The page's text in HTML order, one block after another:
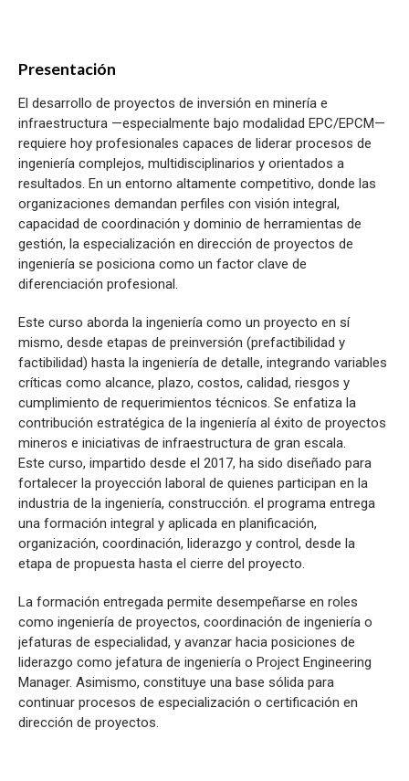
Presentación
El desarrollo de proyectos de inversión en minería e
infraestructura —especialmente bajo modalidad EPC/EPCM—
requiere hoy profesionales capaces de liderar procesos de
ingeniería complejos, multidisciplinarios y orientados a
resultados. En un entorno altamente competitivo, donde las
organizaciones demandan perfiles con visión integral,
capacidad de coordinación y dominio de herramientas de
gestión, la especialización en dirección de proyectos de
ingeniería se posiciona como un factor clave de
diferenciación profesional.
Este curso aborda la ingeniería como un proyecto en sí
mismo, desde etapas de preinversión (prefactibilidad y
factibilidad) hasta la ingeniería de detalle, integrando variables
críticas como alcance, plazo, costos, calidad, riesgos y
cumplimiento de requerimientos técnicos. Se enfatiza la
contribución estratégica de la ingeniería al éxito de proyectos
mineros e iniciativas de infraestructura de gran escala.
Este curso, impartido desde el 2017, ha sido diseñado para
fortalecer la proyección laboral de quienes participan en la
industria de la ingeniería, construcción. el programa entrega
una formación integral y aplicada en planificación,
organización, coordinación, liderazgo y control, desde la
etapa de propuesta hasta el cierre del proyecto.
La formación entregada permite desempeñarse en roles
como ingeniería de proyectos, coordinación de ingeniería o
jefaturas de especialidad, y avanzar hacia posiciones de
liderazgo como jefatura de ingeniería o Project Engineering
Manager. Asimismo, constituye una base sólida para
continuar procesos de especialización o certificación en
dirección de proyectos.